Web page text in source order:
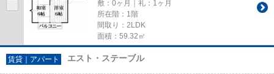
敷：0ヶ月｜礼：1ヶ月
所在階：1階
間取り：2LDK
面積：59.32㎡
賃貸｜アパート エスト・ステーブル